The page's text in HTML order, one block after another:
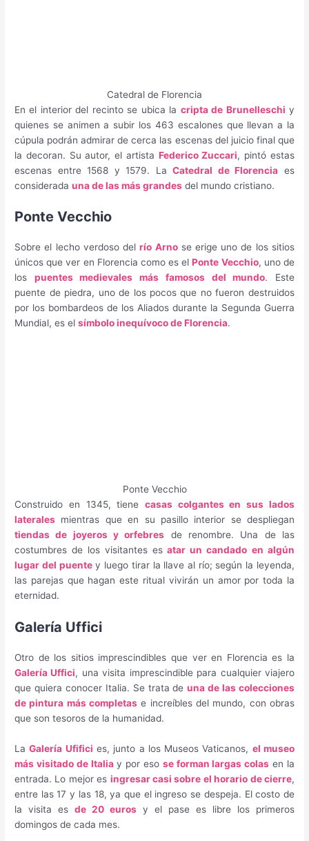
Catedral de Florencia
En el interior del recinto se ubica la cripta de Brunelleschi y
quienes se animen a subir los 463 escalones que llevan a la
cúpula podrán admirar de cerca las escenas del juicio final que
la decoran. Su autor, el artista Federico Zuccari, pintó estas
escenas entre 1568 y 1579. LaCatedral de Florencia es
consideradauna de las más grandes del mundo cristiano.
Ponte Vecchio
Sobre el lecho verdoso delrío Arnose erige uno de los sitios
únicos que ver en Florencia como es elPonte Vecchio, uno de
los puentes medievales más famosos del mundo. Este
puente de piedra, uno de los pocos que no fueron destruidos
por los bombardeos de los Aliados durante la Segunda Guerra
Mundial, es elsímbolo inequívoco de Florencia.
Ponte Vecchio
Construido en 1345, tiene casas colgantes en sus lados
laterales mientras que en su pasillo interior se despliegan
tiendas de joyeros y orfebres de renombre. Una de las
costumbres de los visitantes esatar un candado en algún
lugar del puentey luego tirar la llave al río; según la leyenda,
las parejas que hagan este ritual vivirán un amor por toda la
eternidad.
Galería Uffici
Otro de los sitios imprescindibles que ver en Florencia es la
Galería Uffici, una visita imprescindible para cualquier viajero
que quiera conocer Italia. Se trata deuna de las colecciones
de pintura más completas e increíbles del mundo, con obras
que son tesoros de la humanidad.
LaGalería Ufifici es, junto a los Museos Vaticanos, el museo
más visitado de Italiay por eso se forman largas colas en la
entrada. Lo mejor es ingresar casi sobre el horario de cierre,
entre las 17 y las 18, ya que el ingreso se despeja. El costo de
la visita esde 20 euros y el pase es libre los primeros
domingos de cada mes.